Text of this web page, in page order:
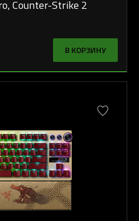
Counter-Strike 2
В КОРЗИНУ